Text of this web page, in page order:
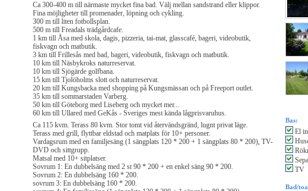
Ca 300-400 m till närmaste mycket fina bad. Välj mellan sandstrand eller klippor.
Fina möjligheter till promenader, löpning och cykling.
300 m till liten fotbollsplan.
500 m till Freadals trädgårdcafe.
1 km till Åsa med skola, dagis, pizzeria, tai-mat, glasscafé, bageri, videobutik,
fiskvagn och matbutik.
3 km till Frillesås med bad, bageri, videobutik, fiskvagn och matbutik.
10 km till Näsbykroks naturreservat.
10 km till Sjögärde golfbana.
15 km till Tjolöholms slott och naturreservat.
20 km till Kungsbacka med shopping på Kungsmässan och på Freeport outlet.
35 km till sommarstaden Varberg.
50 km till Göteborg med Liseberg och mycket mer...
60 km till Ullared med GeKås - Sveriges mest kända lågprisvaruhus.
Ca 115 kvm. Terass 80 kvm. Stor tomt vid återvändsgränd, lugnt privat läge.
Terass med grill, flyttbar eldstad och matplats för 10+ personer.
Vardagsrum med en familjesäng (1 sängplats 120 * 200 + 1 sängplats 80 * 200), TV-
DVD och sittgrupp.
Matsal med 10+ sitplatser.
Sovrum 1: En dubbelsäng med 2 st 90 * 200 + en enkel säng 90 * 200.
Sovrum 2: En dubbelsäng 160 * 200.
sovrum 3: En dubbelsäng 160 * 200.
Bas:
El
TV
Bad/